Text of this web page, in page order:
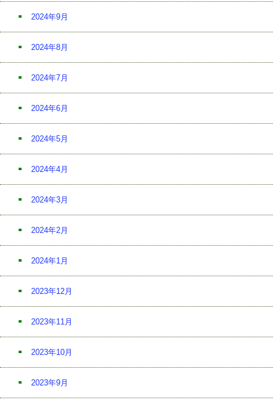
2024年9月
2024年8月
2024年7月
2024年6月
2024年5月
2024年4月
2024年3月
2024年2月
2024年1月
2023年12月
2023年11月
2023年10月
2023年9月